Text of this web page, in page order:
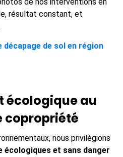
de nos interventions en
résultat constant, et
décapage de sol en région
écologique au
copropriété
nous privilégions
écologiques et sans danger